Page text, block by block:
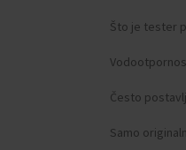
Što je tester
Često
Samo